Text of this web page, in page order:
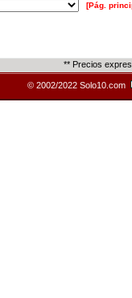
[Pág.
** Precios
© 2002/2022 Solo10.com